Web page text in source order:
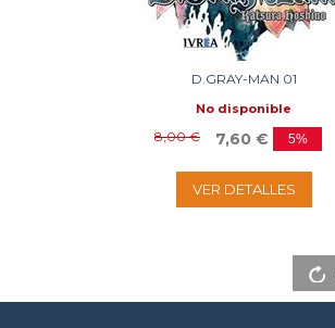
D.GRAY-MAN 01
No disponible
8,00 € 7,60 € 5%
VER DETALLES